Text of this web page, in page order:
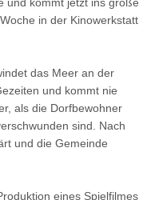
in der Kinowerkstatt
das Meer an der
und kommt nie
als die Dorfbewohner
sind. Nach
und die Gemeinde
eines Spielfilmes